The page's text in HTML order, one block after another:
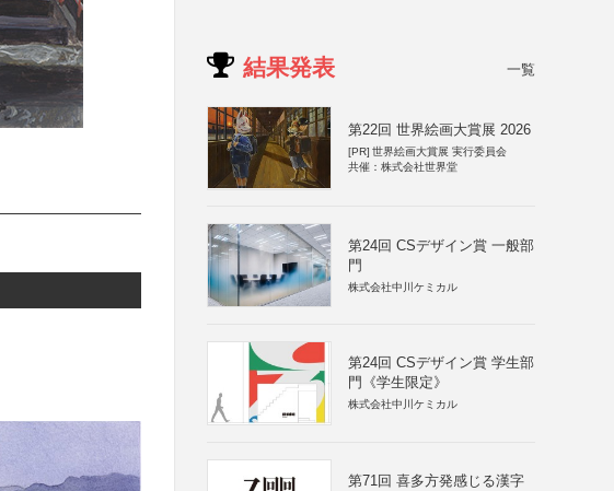
結果発表 一覧
第22回 世界絵画大賞展 2026
[PR] 世界絵画大賞展 実行委員会
共催：株式会社世界堂
第24回 CSデザイン賞 一般部
門
株式会社中川ケミカル
第24回 CSデザイン賞 学生部
門《学生限定》
株式会社中川ケミカル
第71回 喜多方発感じる漢字